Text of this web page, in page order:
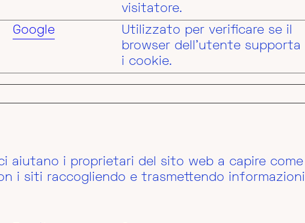
visitatore.
Google
Utilizzato per verificare se il
browser dell'utente supporta
i cookie.
aiutano i proprietari del sito web a capire
i siti raccogliendo e trasmettendo